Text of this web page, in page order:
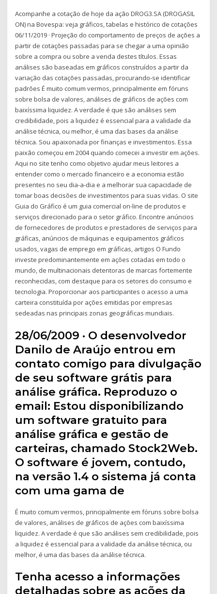
Acompanhe a cotação de hoje da ação DROG3.SA (DROGASIL
ON) na Bovespa: veja gráficos, tabelas e histórico de cotações
06/11/2019 · Projeção do comportamento de preços de ações a
partir de cotações passadas para se chegar a uma opinião
sobre a compra ou sobre a venda destes títulos. Essas
análises são baseadas em gráficos construídos a partir da
variação das cotações passadas, procurando-se identificar
padrões É muito comum vermos, principalmente em fóruns
sobre bolsa de valores, análises de gráficos de ações com
baixíssima liquidez. A verdade é que são análises sem
credibilidade, pois a liquidez é essencial para a validade da
análise técnica, ou melhor, é uma das bases da análise
técnica. Sou apaixonada por finanças e investimentos. Essa
paixão começou em 2004 quando comecei a investir em ações.
Aqui no site tenho como objetivo ajudar meus leitores a
entender como o mercado financeiro e a economia estão
presentes no seu dia-a-dia e a melhorar sua capacidade de
tomar boas decisões de investimentos para suas vidas. O site
Guia do Gráfico é um guia comercial on-line de produtos e
serviços direcionado para o setor gráfico. Encontre anúncios
de fornecedores de produtos e prestadores de serviços para
gráficas, anúncios de máquinas e equipamentos gráficos
usados, vagas de emprego em gráficas, artigos O Fundo
investe predominantemente em ações cotadas em todo o
mundo, de multinacionais detentoras de marcas fortemente
reconhecidas, com destaque para os setores do consumo e
tecnologia. Proporcionar aos participantes o acesso a uma
carteira constituída por ações emitidas por empresas
sedeadas nas principais zonas geográficas mundiais.
28/06/2009 · O desenvolvedor
Danilo de Araújo entrou em
contato comigo para divulgação
de seu software grátis para
análise gráfica. Reproduzo o
email: Estou disponibilizando
um software gratuito para
análise gráfica e gestão de
carteiras, chamado Stock2Web.
O software é jovem, contudo,
na versão 1.4 o sistema já conta
com uma gama de
É muito comum vermos, principalmente em fóruns sobre bolsa
de valores, análises de gráficos de ações com baixíssima
liquidez. A verdade é que são análises sem credibilidade, pois
a liquidez é essencial para a validade da análise técnica, ou
melhor, é uma das bases da análise técnica.
Tenha acesso a informações
detalhadas sobre as ações da